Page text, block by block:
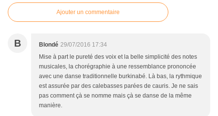
Ajouter un commentaire
B Blondé 29/07/2016 17:34
Mise à part le pureté des voix et la belle simplicité des notes
musicales, la chorégraphie à une ressemblance prononcée
avec une danse traditionnelle burkinabé. Là bas, la rythmique
est assurée par des calebasses parées de cauris. Je ne sais
pas comment çà se nomme mais çà se danse de la même
manière.